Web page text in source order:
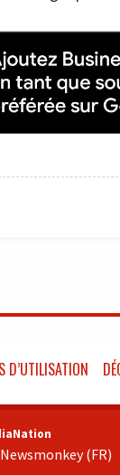
D’UTILISATION
Newsmonkey (FR)